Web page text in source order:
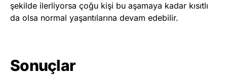
şekilde ilerliyorsa çoğu kişi bu aşamaya kadar kısıtlı
da olsa normal yaşantılarına devam edebilir.
Sonuçlar